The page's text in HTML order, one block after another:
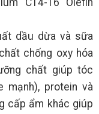
C14-16 Olefin
dầu dừa và sữa
chống oxy hóa
chất giúp tóc
mạnh), protein và
cấp ẩm khác giúp